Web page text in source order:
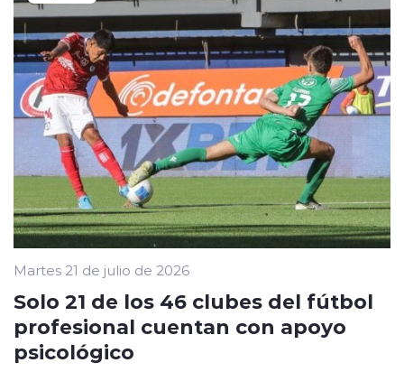
Martes 21 de julio de 2026
Solo 21 de los 46 clubes del fútbol
profesional cuentan con apoyo
psicológico